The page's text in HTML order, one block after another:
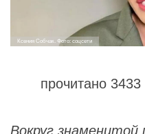
Ксения Собчак. Фото: соцсети
прочитано 3433
Вокруг знаменитой